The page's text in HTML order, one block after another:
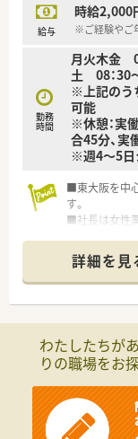
給与
時給2,000
※ご経験やご
勤務
時間
月火木金
土 08：30
※上記のう
可能
※休憩：実
合45分、実
※週4～5日
■東大阪を中
す。
■社長は女性
そのため特
両立などに
■店舗はいず
Dr.との関係性
プレゼントも
店舗間のつな
■永く勤務さ
詳細を見
わたしたちが
りの職場をお